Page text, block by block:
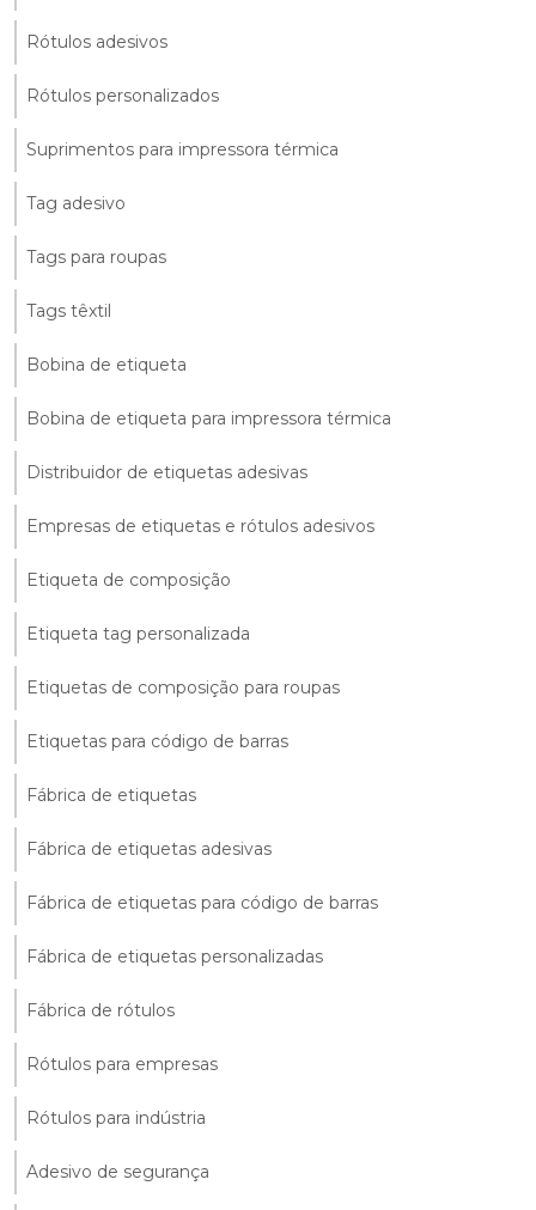
Rótulos adesivos
Rótulos personalizados
Suprimentos para impressora térmica
Tag adesivo
Tags para roupas
Tags têxtil
Bobina de etiqueta
Bobina de etiqueta para impressora térmica
Distribuidor de etiquetas adesivas
Empresas de etiquetas e rótulos adesivos
Etiqueta de composição
Etiqueta tag personalizada
Etiquetas de composição para roupas
Etiquetas para código de barras
Fábrica de etiquetas
Fábrica de etiquetas adesivas
Fábrica de etiquetas para código de barras
Fábrica de etiquetas personalizadas
Fábrica de rótulos
Rótulos para empresas
Rótulos para indústria
Adesivo de segurança